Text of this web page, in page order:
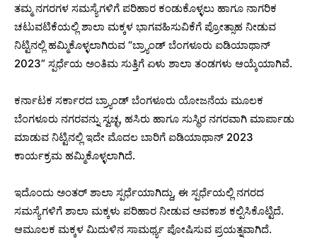
ತಮ್ಮ ನಗರಗಳ ಸಮಸ್ಯೆಗಳಿಗೆ ಪರಿಹಾರ ಕಂಡುಕೊಳ್ಳಲು ಹಾಗೂ ನಾಗರಿಕ
ಚಟುವಟಿಕೆಯಲ್ಲಿ ಶಾಲಾ ಮಕ್ಕಳ ಭಾಗವಹಿಸುವಿಕೆಗೆ ಪ್ರೋತ್ಸಾಹ ನೀಡುವ
ನಿಟ್ಟಿನಲ್ಲಿ ಹಮ್ಮಿಕೊಳ್ಳಲಾಗಿರುವ “ಬ್ರ್ಯಾಂಡ್ ಬೆಂಗಳೂರು ಐಡಿಯಾಥಾನ್
2023” ಸ್ಪರ್ಧೆಯ ಅಂತಿಮ ಸುತ್ತಿಗೆ ಏಳು ಶಾಲಾ ತಂಡಗಳು ಆಯ್ಕೆಯಾಗಿವೆ.
ಕರ್ನಾಟಕ ಸರ್ಕಾರದ ಬ್ರ್ಯಾಂಡ್ ಬೆಂಗಳೂರು ಯೋಜನೆಯ ಮೂಲಕ
ಬೆಂಗಳೂರು ನಗರವನ್ನು ಸ್ವಚ್ಛ, ಹಸಿರು ಹಾಗೂ ಸುಸ್ಥಿರ ನಗರವಾಗಿ ಮಾರ್ಪಾಡು
ಮಾಡುವ ನಿಟ್ಟಿನಲ್ಲಿ ಇದೇ ಮೊದಲ ಬಾರಿಗೆ ಐಡಿಯಾಥಾನ್ 2023
ಕಾರ್ಯಕ್ರಮ ಹಮ್ಮಿಕೊಳ್ಳಲಾಗಿದೆ.
ಇದೊಂದು ಅಂತರ್‌ ಶಾಲಾ ಸ್ಪರ್ಧೆಯಾಗಿದ್ದು, ಈ ಸ್ಪರ್ಧೆಯಲ್ಲಿ ನಗರದ
ಸಮಸ್ಯೆಗಳಿಗೆ ಶಾಲಾ ಮಕ್ಕಳು ಪರಿಹಾರ ನೀಡುವ ಅವಕಾಶ ಕಲ್ಪಿಸಿಕೊಟ್ಟಿದೆ.
ಆಮೂಲಕ ಮಕ್ಕಳ ಮಿದುಳಿನ ಸಾಮರ್ಥ್ಯ ಪೋಷಿಸುವ ಪ್ರಯತ್ನವಾಗಿದೆ.